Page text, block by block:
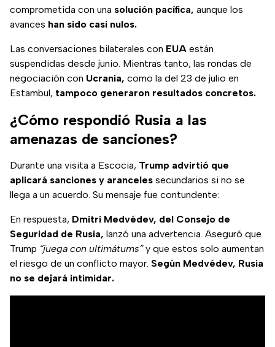
comprometida con una solución pacífica, aunque los
avances han sido casi nulos.
Las conversaciones bilaterales con EUA están
suspendidas desde junio. Mientras tanto, las rondas de
negociación con Ucrania, como la del 23 de julio en
Estambul, tampoco generaron resultados concretos.
¿Cómo respondió Rusia a las
amenazas de sanciones?
Durante una visita a Escocia, Trump advirtió que
aplicará sanciones y aranceles secundarios si no se
llega a un acuerdo. Su mensaje fue contundente:
En respuesta, Dmitri Medvédev, del Consejo de
Seguridad de Rusia, lanzó una advertencia. Aseguró que
Trump “juega con ultimátums”y que estos solo aumentan
el riesgo de un conflicto mayor. Según Medvédev, Rusia
no se dejará intimidar.